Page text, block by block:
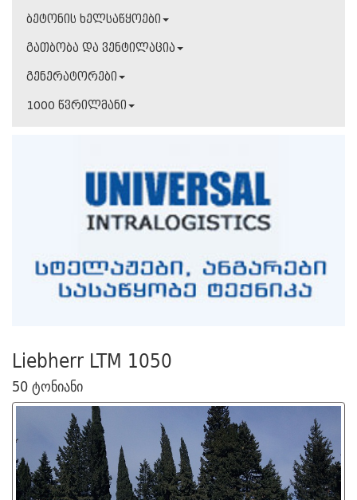
ბეტონის ხელსაწყოები
გათბობა და ვენტილაცია
გენერატორები
1000 წვრილმანი
Liebherr LTM 1050
50 ტონიანი